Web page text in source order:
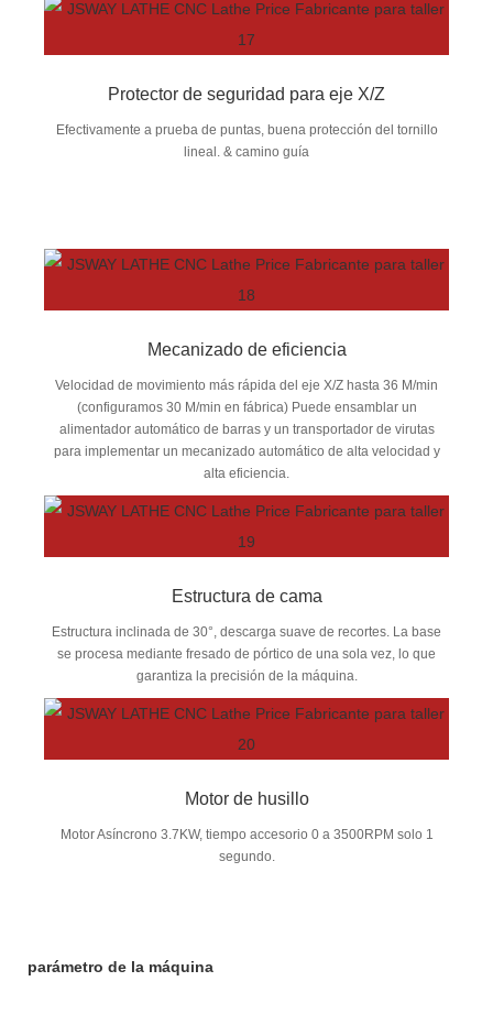
Protector de seguridad para eje X/Z
Efectivamente a prueba de puntas, buena protección del tornillo
lineal. & camino guía
Mecanizado de eficiencia
Velocidad de movimiento más rápida del eje X/Z hasta 36 M/min
(configuramos 30 M/min en fábrica) Puede ensamblar un
alimentador automático de barras y un transportador de virutas
para implementar un mecanizado automático de alta velocidad y
alta eficiencia.
Estructura de cama
Estructura inclinada de 30°, descarga suave de recortes. La base
se procesa mediante fresado de pórtico de una sola vez, lo que
garantiza la precisión de la máquina.
Motor de husillo
Motor Asíncrono 3.7KW, tiempo accesorio 0 a 3500RPM solo 1
segundo.
parámetro de la máquina